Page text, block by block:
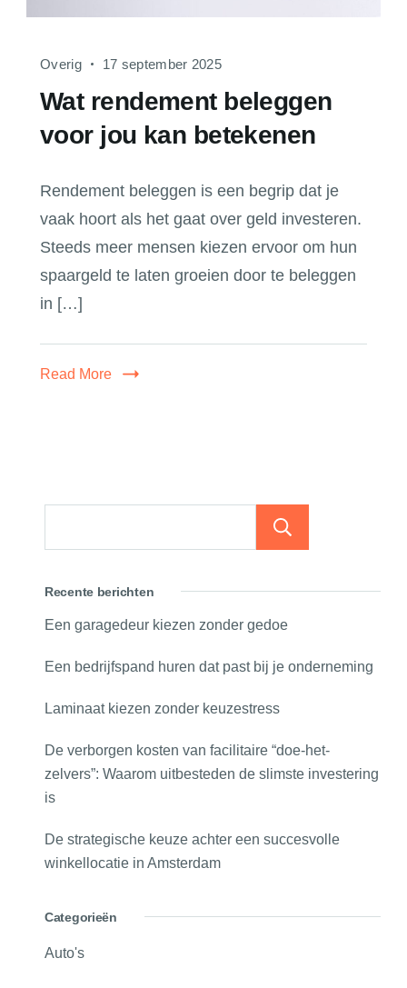
Overig 17 september 2025
Wat rendement beleggen
voor jou kan betekenen
Rendement beleggen is een begrip dat je
vaak hoort als het gaat over geld investeren.
Steeds meer mensen kiezen ervoor om hun
spaargeld te laten groeien door te beleggen
in […]
Read More
Recente berichten
Een garagedeur kiezen zonder gedoe
Een bedrijfspand huren dat past bij je onderneming
Laminaat kiezen zonder keuzestress
De verborgen kosten van facilitaire “doe-het-
zelvers”: Waarom uitbesteden de slimste investering
is
De strategische keuze achter een succesvolle
winkellocatie in Amsterdam
Categorieën
Auto's